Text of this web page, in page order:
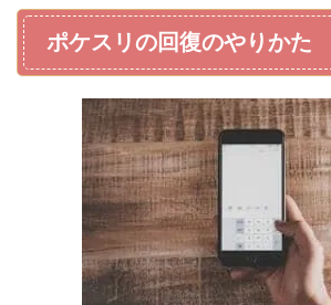
ポケスリの回復のやりかた